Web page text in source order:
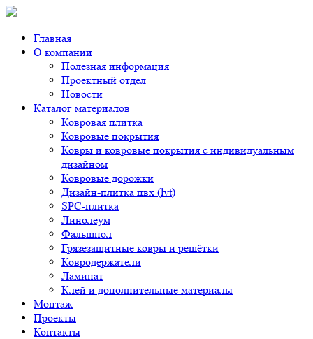
Главная
О компании
Полезная информация
Проектный отдел
Новости
Каталог материалов
Ковровая плитка
Ковровые покрытия
Ковры и ковровые покрытия с индивидуальным
дизайном
Ковровые дорожки
Дизайн-плитка пвх (lvt)
SPC-плитка
Линолеум
Фальшпол
Грязезащитные ковры и решётки
Ковродержатели
Ламинат
Клей и дополнительные материалы
Монтаж
Проекты
Контакты